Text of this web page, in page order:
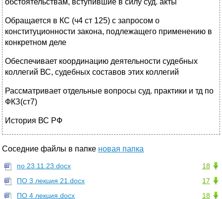
обстоятельствам, вступившие в силу суд. акты
Обращается в КС (ч4 ст 125) с запросом о
конституционности закона, подлежащего применению в
конкретном деле
Обеспечивает координацию деятельности судебных
коллегий ВС, судебных составов этих коллегий
Рассматривает отдельные вопросы суд. практики и тд по
ФКЗ(ст7)
История ВС РФ
Соседние файлы в папке новая папка
18
по 23.11.23.docx
17
ПО 3 лекция 21.docx
18
ПО 4 лекция.docx